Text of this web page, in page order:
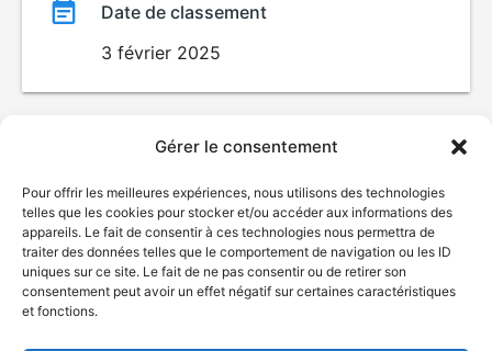
Gérer le consentement
Pour offrir les meilleures expériences, nous utilisons des technologies
telles que les cookies pour stocker et/ou accéder aux informations des
appareils. Le fait de consentir à ces technologies nous permettra de
traiter des données telles que le comportement de navigation ou les ID
uniques sur ce site. Le fait de ne pas consentir ou de retirer son
consentement peut avoir un effet négatif sur certaines caractéristiques
et fonctions.
Date de classement
3 février 2025